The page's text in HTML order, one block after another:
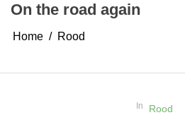
On the road again
Home Rood
In Rood